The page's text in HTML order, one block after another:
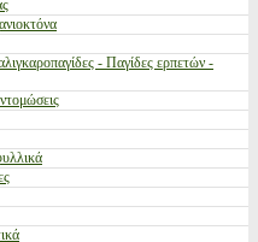
- Παγίδες ερπετών -